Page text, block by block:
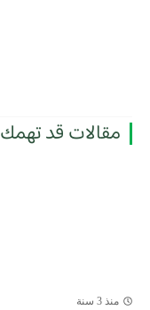
مقالات قد تهمك
منذ 3 سنة